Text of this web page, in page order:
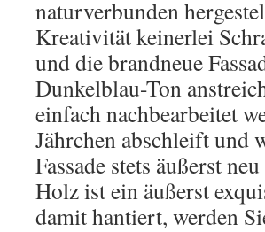
naturverbunden
Kreativität keinerlei
und die brandneue
Dunkelblau-Ton
einfach nachbearbeitet
Jährchen abschleift und
Fassade stets äußerst
Holz ist ein äußerst
damit hantiert, werden